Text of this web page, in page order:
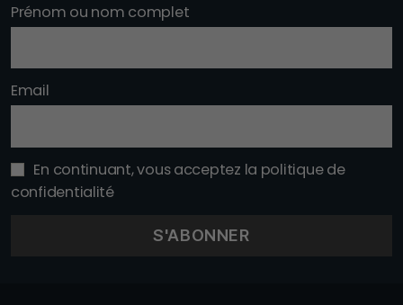
Prénom ou nom complet
Email
En continuant, vous acceptez la politique de
confidentialité